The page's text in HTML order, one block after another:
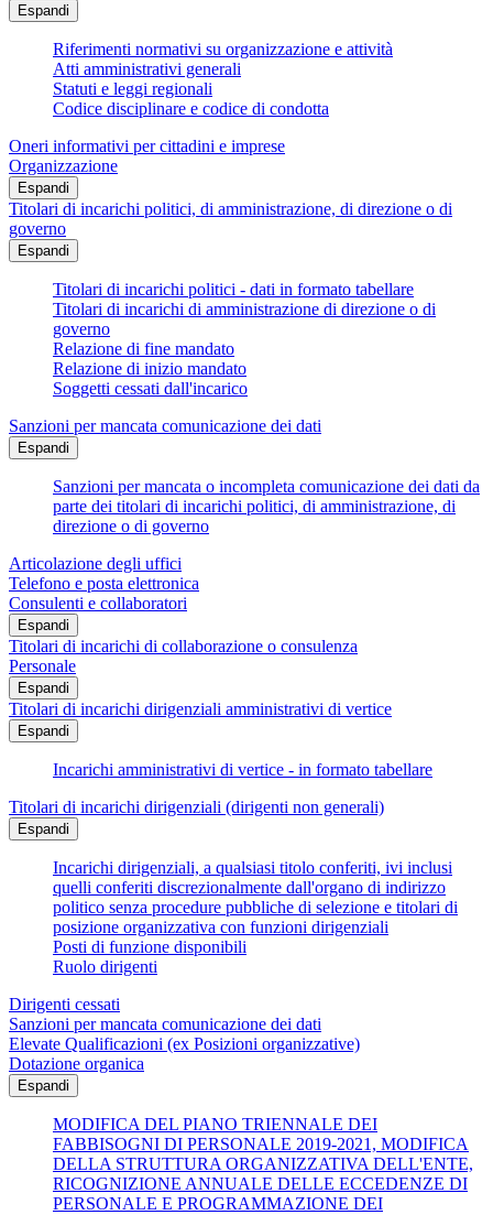
Espandi
Riferimenti normativi su organizzazione e attività
Atti amministrativi generali
Statuti e leggi regionali
Codice disciplinare e codice di condotta
Oneri informativi per cittadini e imprese
Organizzazione
Espandi
Titolari di incarichi politici, di amministrazione, di direzione o di
governo
Espandi
Titolari di incarichi politici - dati in formato tabellare
Titolari di incarichi di amministrazione di direzione o di
governo
Relazione di fine mandato
Relazione di inizio mandato
Soggetti cessati dall'incarico
Sanzioni per mancata comunicazione dei dati
Espandi
Sanzioni per mancata o incompleta comunicazione dei dati da
parte dei titolari di incarichi politici, di amministrazione, di
direzione o di governo
Articolazione degli uffici
Telefono e posta elettronica
Consulenti e collaboratori
Espandi
Titolari di incarichi di collaborazione o consulenza
Personale
Espandi
Titolari di incarichi dirigenziali amministrativi di vertice
Espandi
Incarichi amministrativi di vertice - in formato tabellare
Titolari di incarichi dirigenziali (dirigenti non generali)
Espandi
Incarichi dirigenziali, a qualsiasi titolo conferiti, ivi inclusi
quelli conferiti discrezionalmente dall'organo di indirizzo
politico senza procedure pubbliche di selezione e titolari di
posizione organizzativa con funzioni dirigenziali
Posti di funzione disponibili
Ruolo dirigenti
Dirigenti cessati
Sanzioni per mancata comunicazione dei dati
Elevate Qualificazioni (ex Posizioni organizzative)
Dotazione organica
Espandi
MODIFICA DEL PIANO TRIENNALE DEI
FABBISOGNI DI PERSONALE 2019-2021, MODIFICA
DELLA STRUTTURA ORGANIZZATIVA DELL'ENTE,
RICOGNIZIONE ANNUALE DELLE ECCEDENZE DI
PERSONALE E PROGRAMMAZIONE DEI